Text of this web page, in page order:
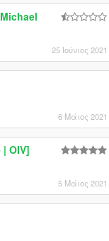
25 Ιούνιος 2021
6 Μάιος 2021
OIV]
5 Μάιος 2021